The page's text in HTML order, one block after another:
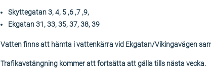
Skyttegatan 3, 4, 5 ,6 ,7 ,9,
Ekgatan 31, 33, 35, 37, 38, 39
Vatten finns att hämta i vattenkärra vid Ekgatan/Vikingavägen
Trafikavstängning kommer att fortsätta att gälla tills nästa vecka.